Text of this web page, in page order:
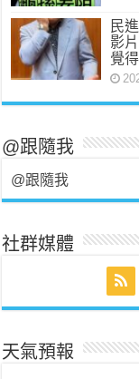
民
影
覺
@跟隨我
@跟隨我
社群媒體
天氣預報